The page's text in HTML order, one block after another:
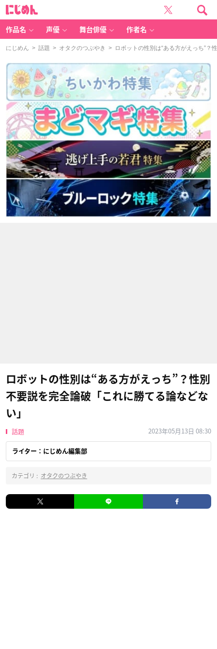
作品名 声優 舞台俳優 作者名
にじめん > 話題 > オタクのつぶやき > ロボットの性別は“ある方がえっち”？
ロボットの性別は“ある方がえっち”？性別
不要説を完全論破「これに勝てる論などな
い」
話題 2023年05月13日 08:30
ライター：にじめん編集部
カテゴリ : オタクのつぶやき